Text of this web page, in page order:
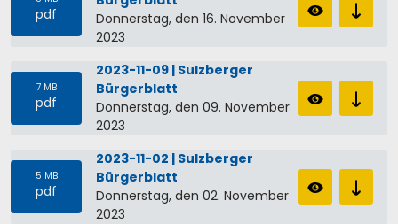
pdf
Donnerstag, den 16. November
2023
7 MB
pdf
2023-11-09 | Sulzberger
Bürgerblatt
Donnerstag, den 09. November
2023
5 MB
pdf
2023-11-02 | Sulzberger
Bürgerblatt
Donnerstag, den 02. November
2023